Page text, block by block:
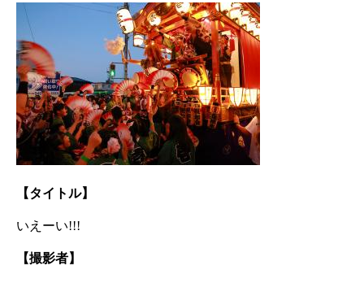
【タイトル】
いえーい!!!
【撮影者】